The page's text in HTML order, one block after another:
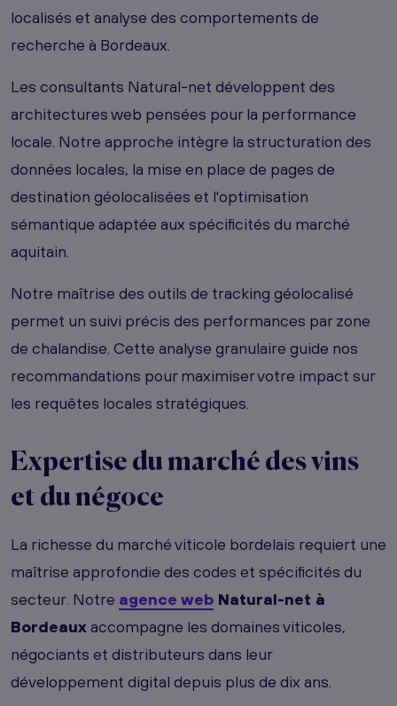
localisés et analyse des comportements de
recherche à Bordeaux.
Les consultants Natural-net développent des
architectures web pensées pour la performance
locale. Notre approche intègre la structuration des
données locales, la mise en place de pages de
destination géolocalisées et l'optimisation
sémantique adaptée aux spécificités du marché
aquitain.
Notre maîtrise des outils de tracking géolocalisé
permet un suivi précis des performances par zone
de chalandise. Cette analyse granulaire guide nos
recommandations pour maximiser votre impact sur
les requêtes locales stratégiques.
Expertise du marché desvins
et du négoce
La richesse du marché viticole bordelais requiert une
maîtrise approfondie des codes et spécificités du
secteur. Notre agence web Natural-net à
Bordeaux accompagne les domaines viticoles,
négociants et distributeurs dans leur
développement digital depuis plus de dix ans.